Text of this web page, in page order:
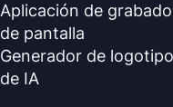
Aplicación de
de pantalla
Generador de
de IA